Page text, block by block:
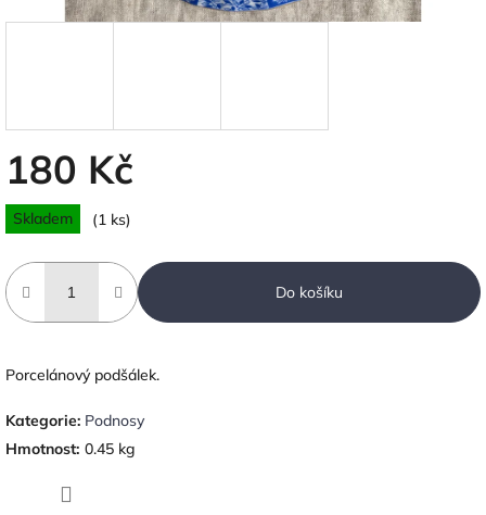
180 Kč
Měrná
cena:
Skladem (1 ks)
Do košíku
Porcelánový podšálek.
Kategorie: Podnosy
Hmotnost: 0.45 kg